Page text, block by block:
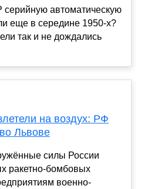
автоматическую
еще в середине 1950-х?
так и не дождались
на воздух: РФ
Львове
силы России
ракетно-бомбовых
военно-